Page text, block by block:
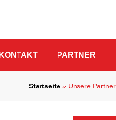
KONTAKT PARTNER
Startseite » Unsere Partner